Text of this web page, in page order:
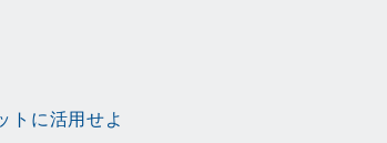
トに活用せよ